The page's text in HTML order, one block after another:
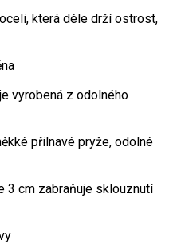
která déle drží ostrost,
vyrobená z odolného
přilnavé pryže, odolné
3 cm zabraňuje sklouznutí